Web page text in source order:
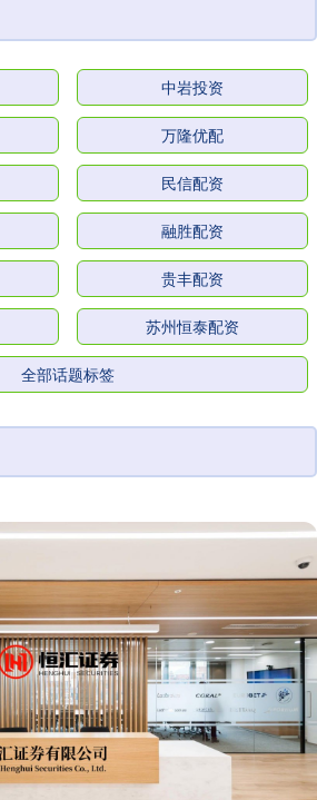
中岩投资
万隆优配
民信配资
融胜配资
贵丰配资
苏州恒泰配资
全部话题标签